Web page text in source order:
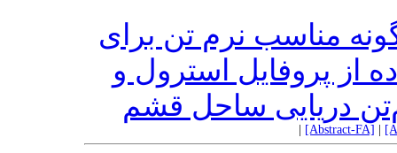
مناسب نرم تن برای
از پروفایل استرول و
دریایی ساحل قشم
[Abstract-FA]